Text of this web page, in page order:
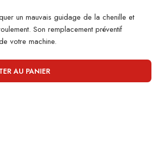
un mauvais guidage de la chenille et
Son remplacement préventif
votre machine.
AU PANIER